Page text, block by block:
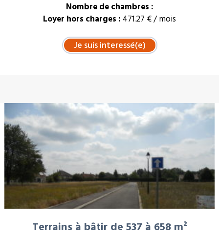
Nombre de chambres :
Loyer hors charges : 471.27 € / mois
Terrains à bâtir de 537 à 658 m²